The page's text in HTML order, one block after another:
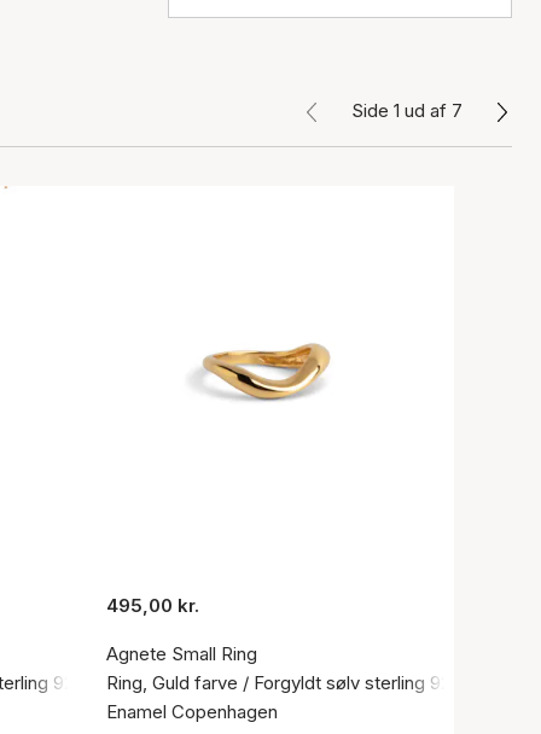
Side 1 ud af 7
925
495,00 kr.
Agnete Small Ring
Ring, Guld farve / Forgyldt sølv sterling 925
Enamel Copenhagen